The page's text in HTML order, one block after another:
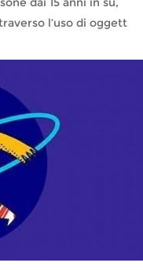
l’uso di oggett